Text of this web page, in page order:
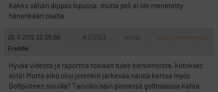
Kakko vähän dippas lopussa, mutta peli ei ole menetetty
hänenkään osalta.
25.11.2012 22:25:00 #211163 VASTAA ILMOITA ASIATON VIESTI
Freddie
Hyvää videota ja raporttia tosiaan tulee karsinnoista, kiitokset
siitä! Mutta eikö olisi jotenkin järkevää näistä kertoa myös
Golfpisteen sivuilla? Tarviiko näin pienessä golfmaassa kahta